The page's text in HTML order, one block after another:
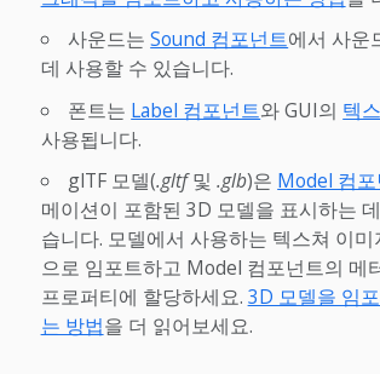
사운드는Sound 컴포넌트에서 사운
데 사용할 수 있습니다.
폰트는 Label 컴포넌트와 GUI의 텍
사용됩니다.
glTF 모델(.gltf및.glb)은 Model 컴
메이션이 포함된 3D 모델을 표시하는
습니다. 모델에서 사용하는 텍스쳐 이
으로 임포트하고 Model 컴포넌트의 메
프로퍼티에 할당하세요. 3D 모델을 임
는 방법을 더 읽어보세요.